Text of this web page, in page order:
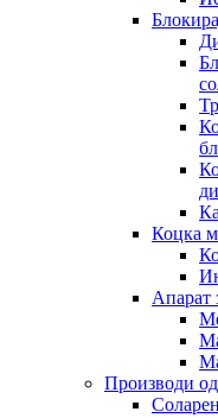
Коцка
Апарат
Производи од